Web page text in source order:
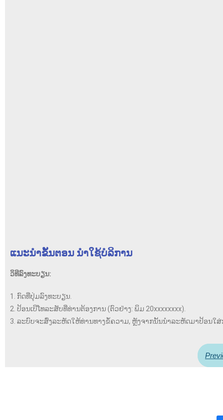
ແນະນໍາຂັ້ນຕອນ ນໍາໃຊ້ບໍລິການ
ວິທີລົງທະບຽນ:
1. ກົດທີ່ປຸ່ມລົງທະບຽນ.
2. ປ້ອນເບີໂທລະສັບທີ່ທ່ານຕ້ອງການ (ຕົວຢ່າງ: ພິມ 20xxxxxxxx).
3. ລະບົບຈະສົ່ງລະຫັດໃຫ້ທ່ານທາງຂໍ້ຄວາມ, ຫຼັງຈາກນັ້ນນຳລະຫັດມາປ້ອນໃສ່